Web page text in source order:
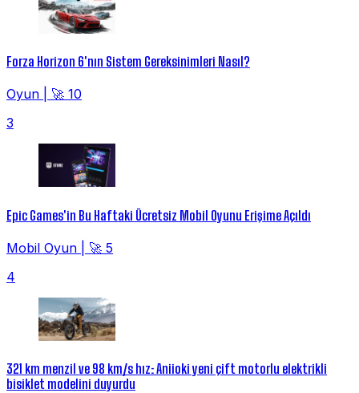
Forza Horizon 6'nın Sistem Gereksinimleri Nasıl?
Oyun
🚀 10
3
Epic Games'in Bu Haftaki Ücretsiz Mobil Oyunu Erişime Açıldı
Mobil Oyun
🚀 5
4
321 km menzil ve 98 km/s hız: Aniioki yeni çift motorlu elektrikli
bisiklet modelini duyurdu